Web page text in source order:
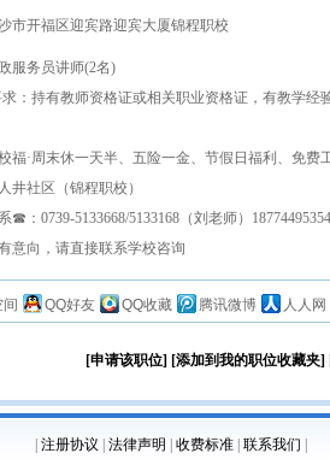
市开福区迎宾路迎宾大厦锦程职校
服务员讲师(2名)
求：持有教师资格证或相关职业资格证，有教学经
福·周末休一天半、五险一金、节假日福利、免
井社区（锦程职校）
☎：0739-5133668/5133168（刘老师）18774495354
意向，请直接联系学校咨询
QQ好友 QQ收藏 腾讯微博 人人网
[申请该职位] [添加到我的职位收藏夹]
注册协议 法律声明 收费标准 联系我们